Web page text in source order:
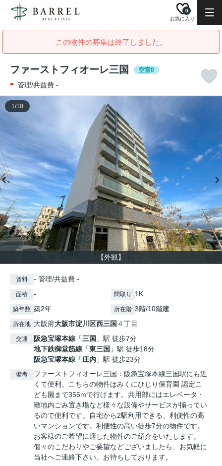
お気に入り
0
この物件の募集は終了しました。
ファーストフィオーレ三国 空室0
- 管理/共益費 -
【外観】
1/10
賃料 - 管理/共益費 -
面積 - 間取り 1K
築年数 築2年 所在階 3階/10階建
所在地 大阪府大阪市淀川区西三国 ４丁目
交通 阪急宝塚本線 「三国 」駅 徒歩7分
地下鉄御堂筋線 「東三国 」駅 徒歩18分
阪急宝塚本線 「庄内 」駅 徒歩23分
備考
ファーストフィオーレ三国：阪急宝塚本線三国駅にも近
くて便利。こちらの物件はみくにひじり保育園 認定こ
ども園まで356mで行けます。共用部にはエレベータ・
敷地内ごみ置き場など様々な設備やサービスが揃ってい
るので便利です。自宅から2駅利用できる、利便性の高
いマンションです。利便性の高い徒歩7分の物件です。
お客様のご希望に適した物件のご紹介をいたします。
個々のこだわりやご要望などございましたら、お気軽に
当社へご連絡下さい。お待ちしております。